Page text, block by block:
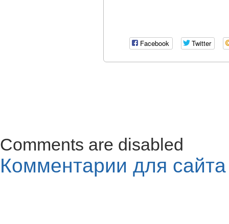
Facebook Twitter
Comments are disabled
Комментарии для